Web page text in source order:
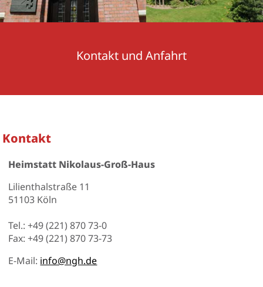
Kontakt und Anfahrt
Kontakt
Heimstatt Nikolaus-Groß-Haus
Lilienthalstraße 11
51103 Köln
Tel.: +49 (221) 870 73-0
Fax: +49 (221) 870 73-73
E-Mail: info@ngh.de